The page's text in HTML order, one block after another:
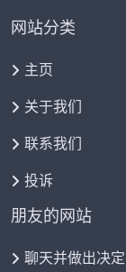
网站分类
主页
关于我们
联系我们
投诉
朋友的网站
聊天并做出决定